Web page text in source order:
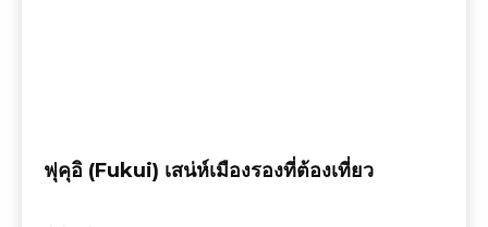
ฟุคุอิ (Fukui) เสน่ห์เมืองรองที่ต้องเที่ยว